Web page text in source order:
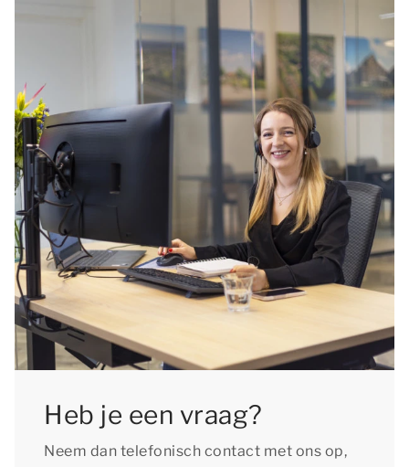
Heb je een vraag?
Neem dan telefonisch contact met ons op,